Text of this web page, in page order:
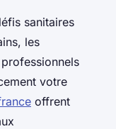
sanitaires
les
votre
offrent